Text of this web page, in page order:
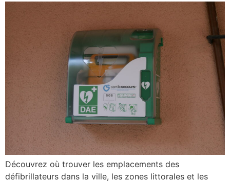
Découvrez où trouver les emplacements des
défibrillateurs dans la ville, les zones littorales et les